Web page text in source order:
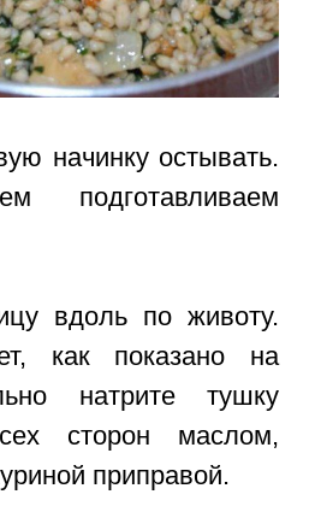
начинку остывать.
подготавливаем
вдоль по животу.
как показано на
натрите тушку
сторон маслом,
приправой.